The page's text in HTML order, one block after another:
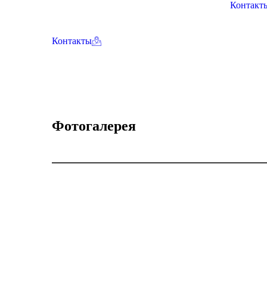
Контакты
Фотогалерея